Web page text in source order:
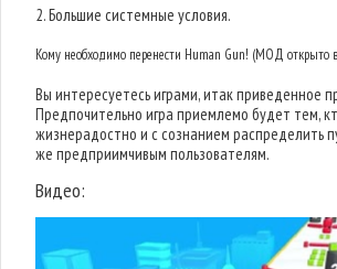
2. Большие системные условия.
Кому необходимо перенести Human Gun! (МОД открыто
Вы интересуетесь играми, итак приведенное
Предпочительно игра приемлемо будет тем,
жизнерадостно и с сознанием распределить
же предприимчивым пользователям.
Видео: